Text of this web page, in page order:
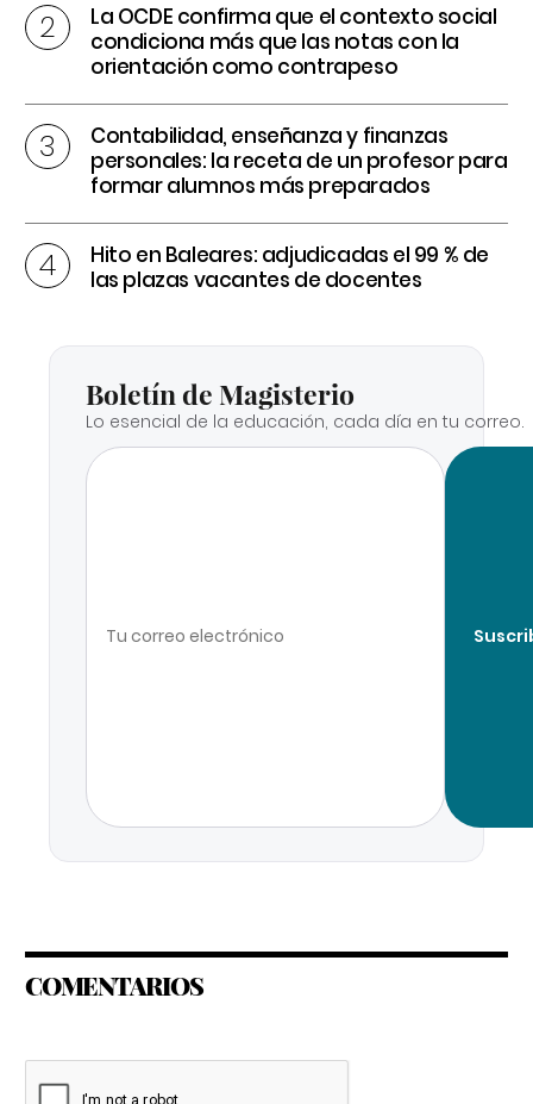
La OCDE confirma que el contexto social
condiciona más que las notas con la
orientación como contrapeso
Contabilidad, enseñanza y finanzas
personales: la receta de un profesor para
formar alumnos más preparados
Hito en Baleares: adjudicadas el 99 % de
las plazas vacantes de docentes
Boletín de Magisterio
Lo esencial de la educación, cada día en tu correo.
COMENTARIOS